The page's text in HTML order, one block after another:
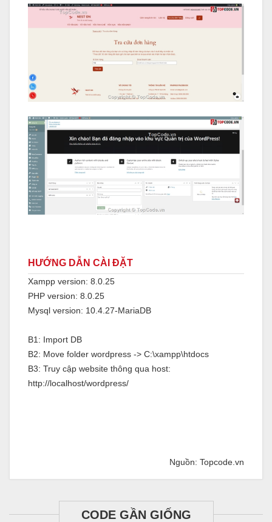
HƯỚNG DẪN CÀI ĐẶT
Xampp version: 8.0.25
PHP version: 8.0.25
Mysql version: 10.4.27-MariaDB
B1: Import DB
B2: Move folder wordpress -> C:\xampp\htdocs
B3: Truy cập website thông qua host:
http://localhost/wordpress/
Nguồn: Topcode.vn
CODE GẦN GIỐNG